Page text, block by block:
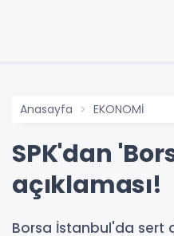
Anasayfa EKONOMİ
SPK'dan
açıklaması!
Borsa İstanbul'da sert